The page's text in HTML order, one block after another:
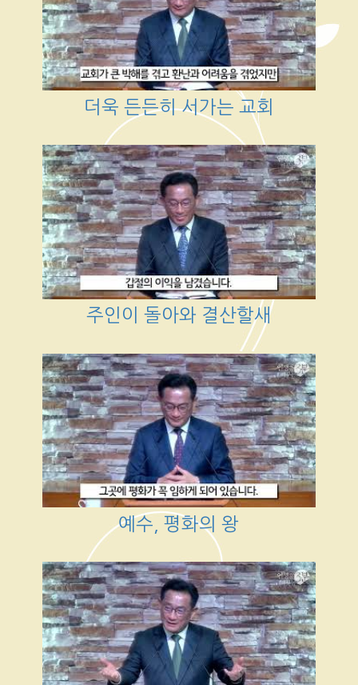
더욱 든든히 서가는 교회
주인이 돌아와 결산할새
예수, 평화의 왕